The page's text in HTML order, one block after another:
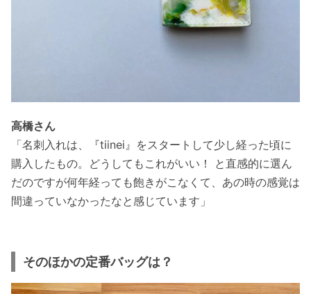
高橋さん
「名刺入れは、『tiinei』をスタートして少し経った頃に
購入したもの。どうしてもこれがいい！ と直感的に選ん
だのですが何年経っても飽きがこなくて、あの時の感覚は
間違っていなかったなと感じています」
そのほかの定番バッグは？